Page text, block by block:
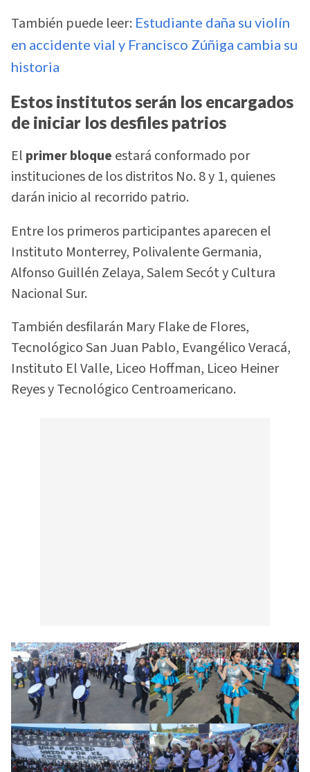
También puede leer: Estudiante daña su violín
en accidente vial y Francisco Zúñiga cambia su
historia
Estos institutos serán los encargados
de iniciar los desfiles patrios
El primer bloque estará conformado por
instituciones de los distritos No. 8 y 1, quienes
darán inicio al recorrido patrio.
Entre los primeros participantes aparecen el
Instituto Monterrey, Polivalente Germania,
Alfonso Guillén Zelaya, Salem Secót y Cultura
Nacional Sur.
También desfilarán Mary Flake de Flores,
Tecnológico San Juan Pablo, Evangélico Veracá,
Instituto El Valle, Liceo Hoffman, Liceo Heiner
Reyes y Tecnológico Centroamericano.